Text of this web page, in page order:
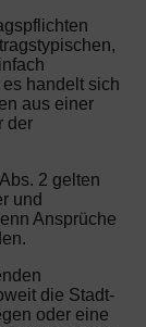
handelt sich
aus einer
der
2 gelten
und
Ansprüche
die Stadt-
oder eine